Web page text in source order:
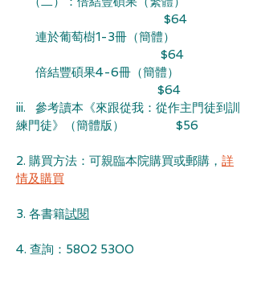
$64
連於葡萄樹1-3冊（簡體）
$64
倍結豐碩果4-6冊（簡體）
$64
iii. 參考讀本《來跟從我：從作主門徒到訓
練門徒》（簡體版） $56
2. 購買方法：可親臨本院購買或郵購， 詳
情及購買
3. 各書籍試閱
4. 查詢：5802 5300